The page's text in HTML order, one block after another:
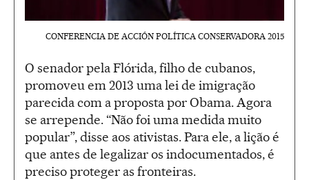
CONFERENCIA DE ACCIÓN POLÍTICA CONSERVADORA 2015
O senador pela Flórida, filho de cubanos,
promoveu em 2013 uma lei de imigração
parecida com a proposta por Obama. Agora
se arrepende. “Não foi uma medida muito
popular”, disse aos ativistas. Para ele, a lição é
que antes de legalizar os indocumentados, é
preciso proteger as fronteiras.